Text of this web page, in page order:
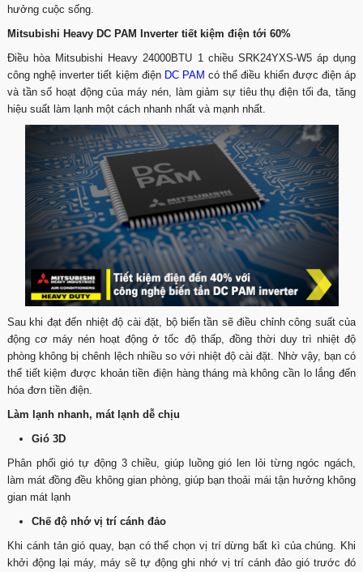
hưởng cuộc sống.
Mitsubishi Heavy DC PAM Inverter tiết kiệm điện tới 60%
Điều hòa Mitsubishi Heavy 24000BTU 1 chiều SRK24YXS-W5 áp dụng
công nghệ inverter tiết kiệm điện DC PAM có thể điều khiển được điện áp
và tần số hoạt động của máy nén, làm giảm sự tiêu thụ điện tối đa, tăng
hiệu suất làm lạnh một cách nhanh nhất và mạnh nhất.
Sau khi đạt đến nhiệt độ cài đặt, bộ biến tần sẽ điều chỉnh công suất của
động cơ máy nén hoạt động ở tốc độ thấp, đồng thời duy trì nhiệt độ
phòng không bị chênh lệch nhiều so với nhiệt độ cài đặt. Nhờ vậy, bạn có
thể tiết kiệm được khoản tiền điện hàng tháng mà không cần lo lắng đến
hóa đơn tiền điện.
Làm lạnh nhanh, mát lạnh dễ chịu
Gió 3D
Phân phối gió tự động 3 chiều, giúp luồng gió len lỏi từng ngóc ngách,
làm mát đồng đều không gian phòng, giúp bạn thoải mái tận hưởng không
gian mát lạnh
Chế độ nhớ vị trí cánh đảo
Khi cánh tản gió quay, bạn có thể chọn vị trí dừng bất kì của chúng. Khi
khởi động lại máy, máy sẽ tự động ghi nhớ vị trí cánh đảo gió trước đó